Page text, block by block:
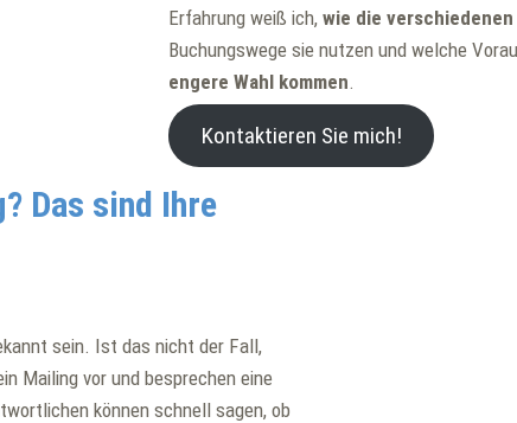
Erfahrung weiß ich,wie die
Buchungswege sie nutzen und welche
engere Wahl kommen
Kontaktieren Sie mich!
Das sind Ihre
sein. Ist das nicht der Fall,
Mailing vor und besprechen eine
können schnell sagen, ob